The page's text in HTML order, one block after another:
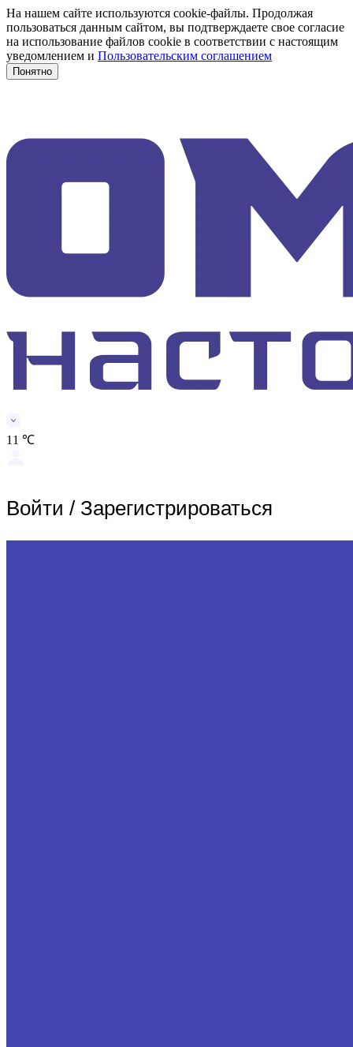
На нашем сайте используются cookie-файлы. Продолжая
пользоваться данным сайтом, вы подтверждаете свое согласие
на использование файлов cookie в соответствии с настоящим
уведомлением и Пользовательским соглашением
Понятно
11 ℃
Войти / Зарегистрироваться